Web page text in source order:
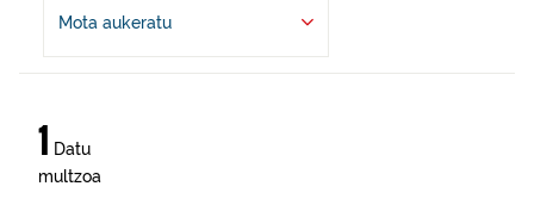
Mota aukeratu
1 Datu
multzoa